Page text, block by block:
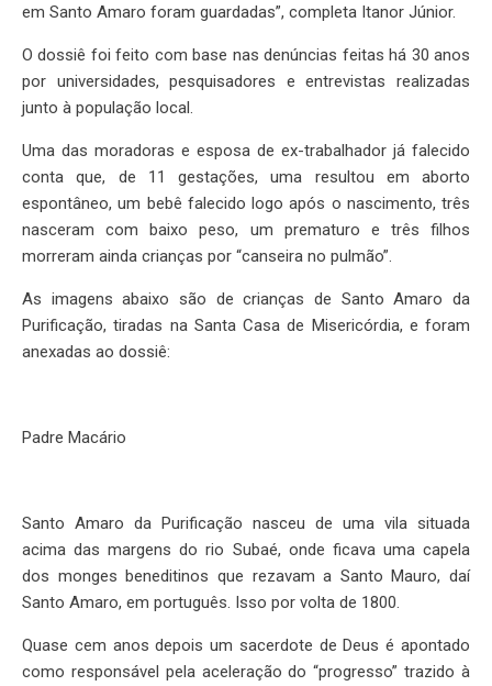
em Santo Amaro foram guardadas”, completa Itanor Júnior.
O dossiê foi feito com base nas denúncias feitas há 30 anos
por universidades, pesquisadores e entrevistas realizadas
junto à população local.
Uma das moradoras e esposa de ex-trabalhador já falecido
conta que, de 11 gestações, uma resultou em aborto
espontâneo, um bebê falecido logo após o nascimento, três
nasceram com baixo peso, um prematuro e três filhos
morreram ainda crianças por “canseira no pulmão”.
As imagens abaixo são de crianças de Santo Amaro da
Purificação, tiradas na Santa Casa de Misericórdia, e foram
anexadas ao dossiê:
Padre Macário
Santo Amaro da Purificação nasceu de uma vila situada
acima das margens do rio Subaé, onde ficava uma capela
dos monges beneditinos que rezavam a Santo Mauro, daí
Santo Amaro, em português. Isso por volta de 1800.
Quase cem anos depois um sacerdote de Deus é apontado
como responsável pela aceleração do “progresso” trazido à